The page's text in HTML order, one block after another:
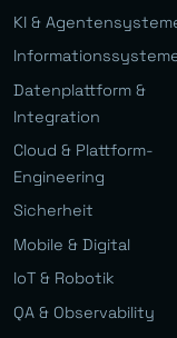
KI &
Datenplattform &
Integration
Cloud & Plattform-
Engineering
Sicherheit
Mobile & Digital
IoT & Robotik
QA & Observability